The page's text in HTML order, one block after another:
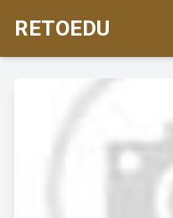
RETOEDU